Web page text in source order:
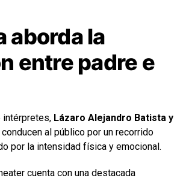
aborda la
entre padre e
intérpretes, Lázaro Alejandro Batista y
conducen al público por un recorrido
por la intensidad física y emocional.
cuenta con una destacada